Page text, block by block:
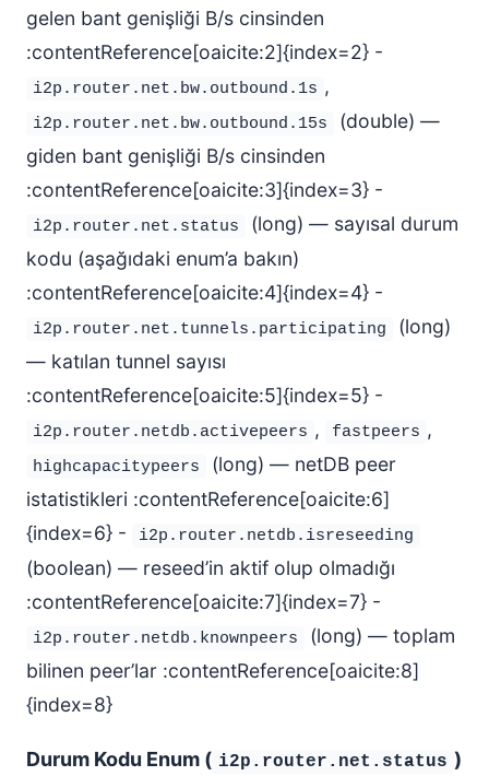
gelen bant genişliği B/s cinsinden
:contentReference[oaicite:2]{index=2} -
i2p.router.net.bw.outbound.1s ,
i2p.router.net.bw.outbound.15s
(double) —
giden bant genişliği B/s cinsinden
:contentReference[oaicite:3]{index=3} -
i2p.router.net.status
(long) — sayısal durum
kodu (aşağıdaki enum’a bakın)
:contentReference[oaicite:4]{index=4} -
i2p.router.net.tunnels.participating
(long)
— katılan tunnel sayısı
:contentReference[oaicite:5]{index=5} -
i2p.router.netdb.activepeers , fastpeers ,
highcapacitypeers
(long) — netDB peer
istatistikleri :contentReference[oaicite:6]
{index=6} -
i2p.router.netdb.isreseeding
(boolean) — reseed’in aktif olup olmadığı
:contentReference[oaicite:7]{index=7} -
i2p.router.netdb.knownpeers
(long) — toplam
bilinen peer’lar :contentReference[oaicite:8]
{index=8}
Durum Kodu Enum ( i2p.router.net.status )